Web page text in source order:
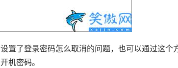
置了登录密码怎么取消的问题，也可以通过这个
机密码。